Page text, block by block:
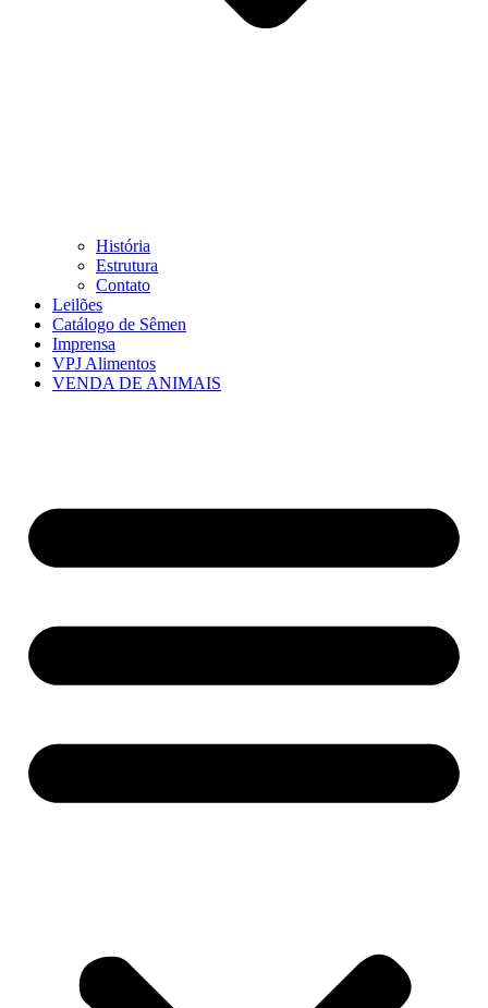
História
Estrutura
Contato
Leilões
Catálogo de Sêmen
Imprensa
VPJ Alimentos
VENDA DE ANIMAIS